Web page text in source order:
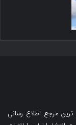
ترین مرجع اطلاع رسانی